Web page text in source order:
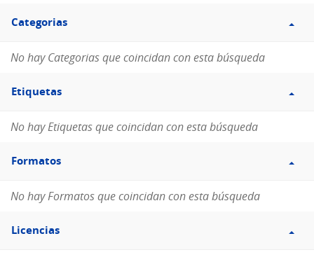
Filtro
Categorias
Categorias
No hay Categorias que coincidan con esta búsqueda
Filtro
Etiquetas
Etiquetas
No hay Etiquetas que coincidan con esta búsqueda
Filtro
Formatos
Formatos
No hay Formatos que coincidan con esta búsqueda
Filtro
Licencias
Licencias